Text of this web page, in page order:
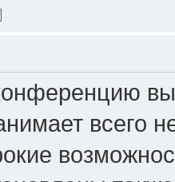
всего